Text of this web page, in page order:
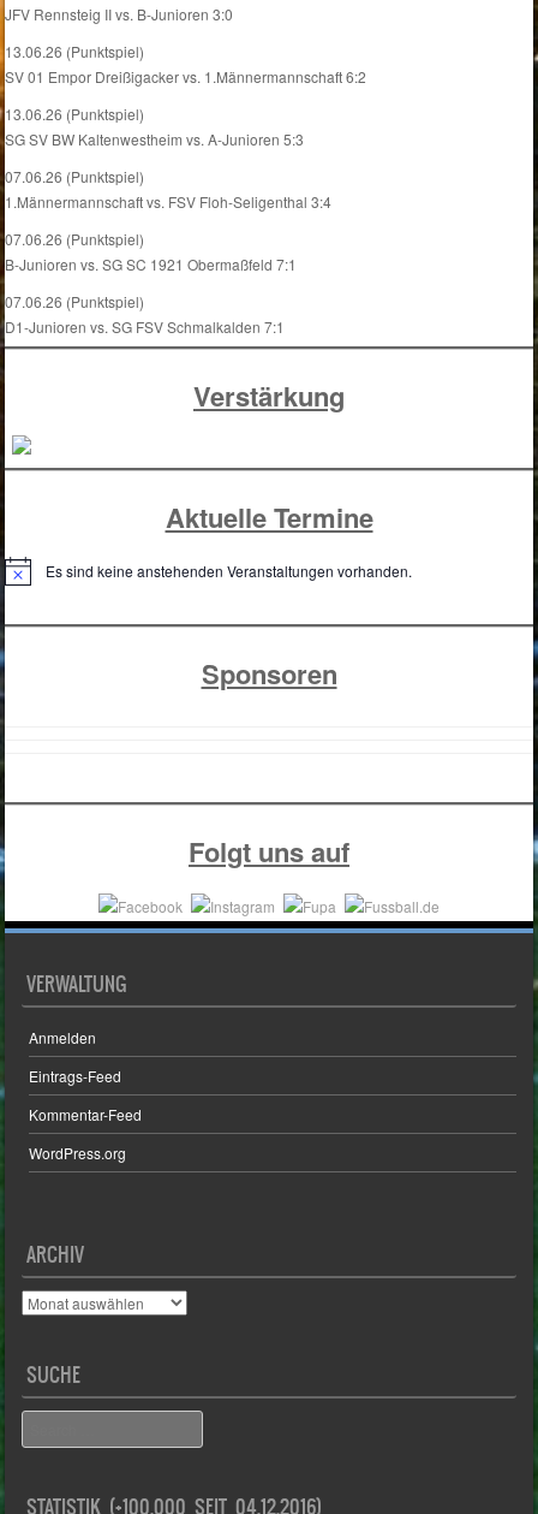
JFV Rennsteig II vs. B-Junioren 3:0
13.06.26 (Punktspiel)
SV 01 Empor Dreißigacker vs. 1.Männermannschaft 6:2
13.06.26 (Punktspiel)
SG SV BW Kaltenwestheim vs. A-Junioren 5:3
07.06.26 (Punktspiel)
1.Männermannschaft vs. FSV Floh-Seligenthal 3:4
07.06.26 (Punktspiel)
B-Junioren vs. SG SC 1921 Obermaßfeld 7:1
07.06.26 (Punktspiel)
D1-Junioren vs. SG FSV Schmalkalden 7:1
Verstärkung
Aktuelle Termine
H
w
e
i
s
Es sind keine anstehenden Veranstaltungen vorhanden.
Sponsoren
Folgt uns auf
VERWALTUNG
Anmelden
Eintrags-Feed
Kommentar-Feed
WordPress.org
ARCHIV
Archiv
SUCHE
STATISTIK (+100.000 SEIT 04.12.2016)